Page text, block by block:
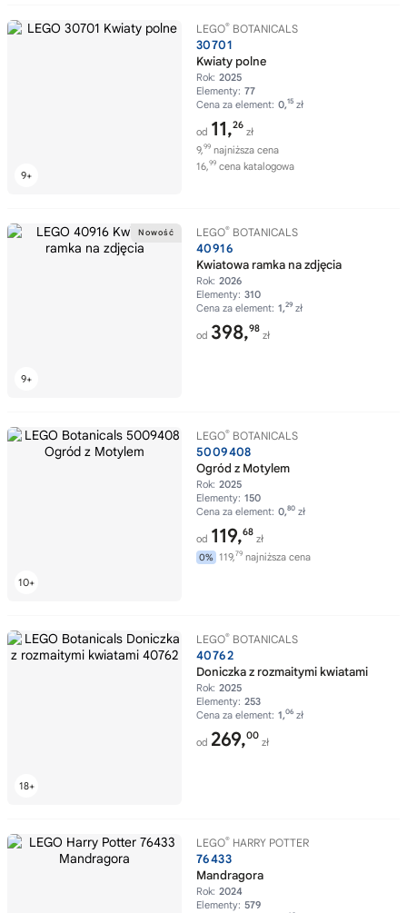
LEGO® BOTANICALS
30701
Kwiaty polne
Rok: 2025
Elementy: 77
Cena za element: 0,15 zł
od 11,26
zł
9,99 najniższa cena
16,99 cena katalogowa
LEGO® BOTANICALS
40916
Kwiatowa ramka na zdjęcia
Rok: 2026
Elementy: 310
Cena za element: 1,29 zł
od 398,98
zł
LEGO® BOTANICALS
5009408
Ogród z Motylem
Rok: 2025
Elementy: 150
Cena za element: 0,80 zł
od 119,68
zł
0% 119,79 najniższa cena
LEGO® BOTANICALS
40762
Doniczka z rozmaitymi kwiatami
Rok: 2025
Elementy: 253
Cena za element: 1,06 zł
od 269,00
zł
LEGO® HARRY POTTER
76433
Mandragora
Rok: 2024
Elementy: 579